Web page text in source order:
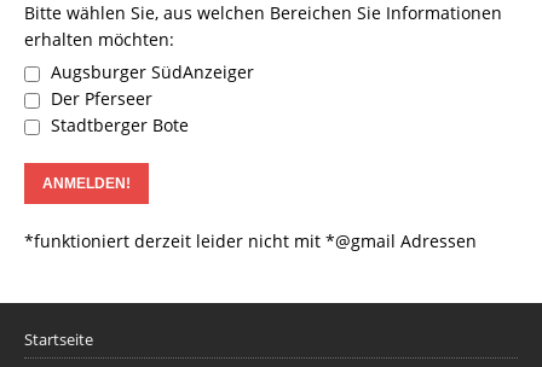
Bitte wählen Sie, aus welchen Bereichen Sie Informationen
erhalten möchten:
Augsburger SüdAnzeiger
Der Pferseer
Stadtberger Bote
*funktioniert derzeit leider nicht mit *@gmail Adressen
Startseite